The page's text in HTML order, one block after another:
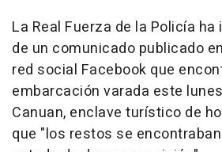
La Real Fuerza de la Policía
de un comunicado publicado
red social Facebook que
embarcación varada este
Canuan, enclave turístico de
que "los restos se